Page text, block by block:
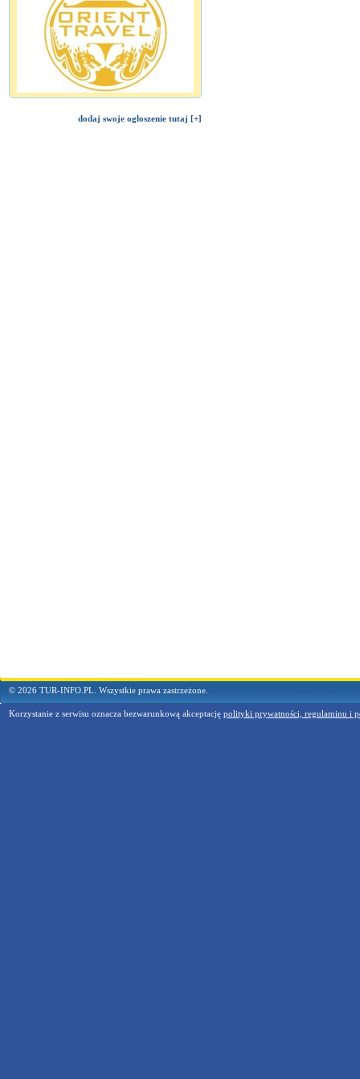
dodaj swoje ogłoszenie tutaj [+]
© 2026 TUR-INFO.PL. Wszystkie prawa zastrzeżone.
Korzystanie z serwisu oznacza bezwarunkową akceptację polityki prywatności, regulaminu i